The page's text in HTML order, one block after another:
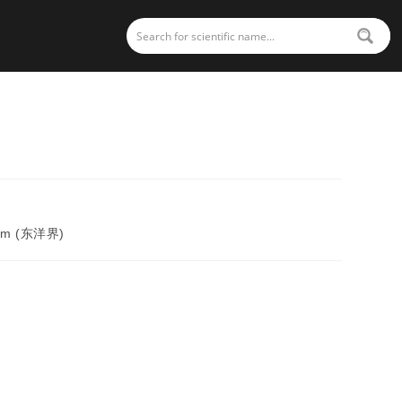
(东洋界)